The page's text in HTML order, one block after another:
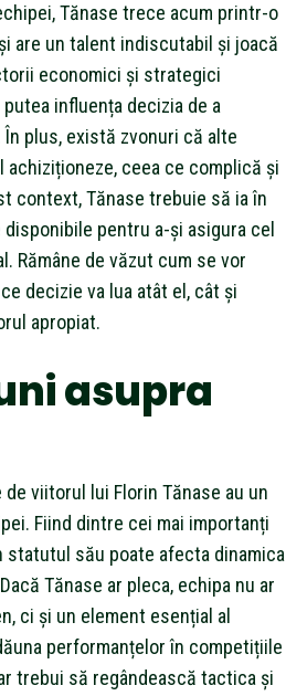
Tănase trece acum printr-o
are un talent indiscutabil și joacă
economici și strategici
influența decizia de a
plus, există zvonuri că alte
ceea ce complică și
context, Tănase trebuie să ia în
pentru a-și asigura cel
Rămâne de văzut cum se vor
decizie va lua atât el, cât și
apropiat.
asupra
viitorul lui Florin Tănase au un
Fiind dintre cei mai importanți
său poate afecta dinamica
Tănase ar pleca, echipa nu ar
ci și un element esențial al
performanțelor în competițiile
trebui să regândească tactica și